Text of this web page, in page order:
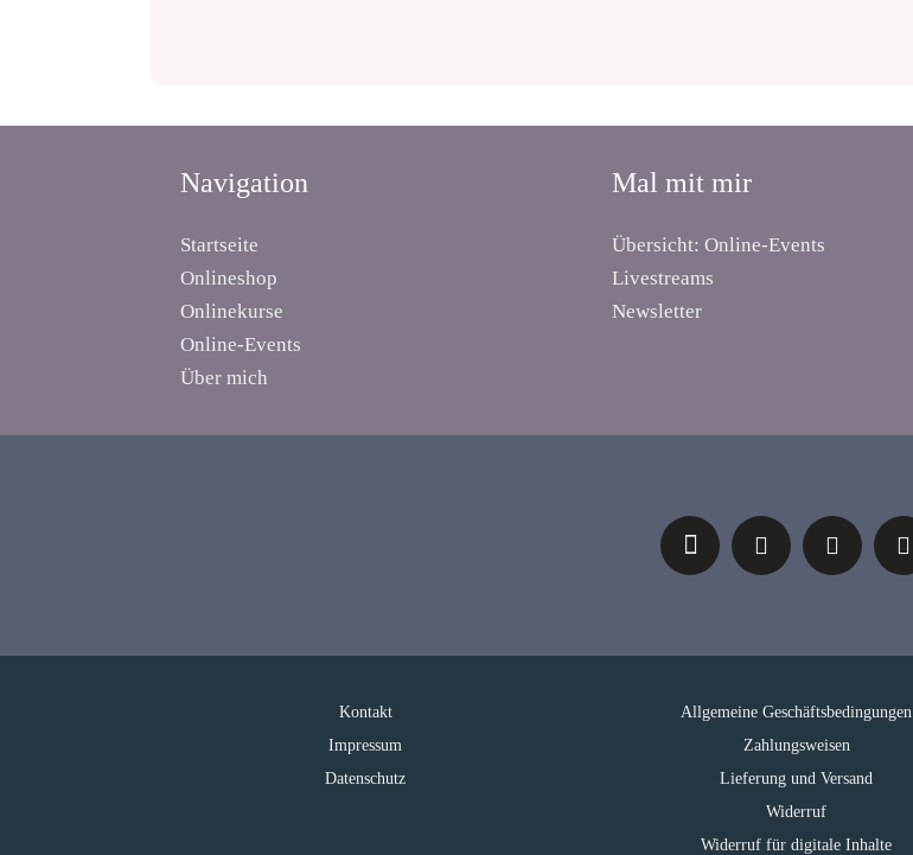
Navigation
Startseite
Onlineshop
Onlinekurse
Online-Events
Über mich
Mal mit mir
Übersicht: Online-Events
Livestreams
Newsletter
Kontakt
Impressum
Datenschutz
Allgemeine Geschäftsbedingungen
Zahlungsweisen
Lieferung und Versand
Widerruf
Widerruf für digitale Inhalte